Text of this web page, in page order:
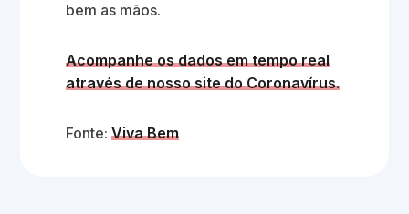
bem as mãos.
Acompanhe os dados em tempo real
através de nosso site do Coronavírus.
Fonte:Viva Bem